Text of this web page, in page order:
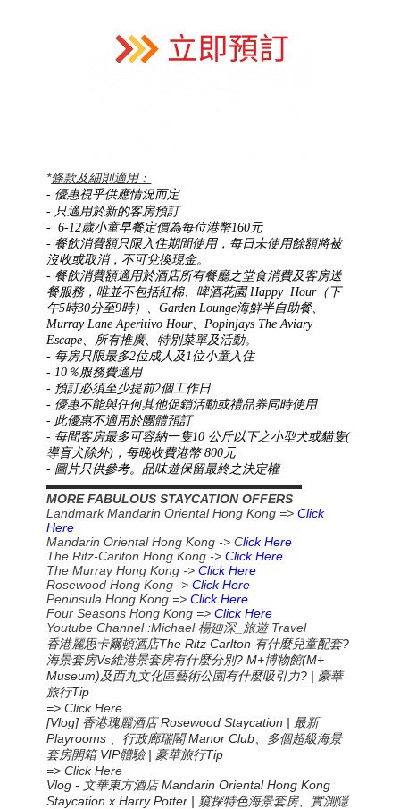
*條款及細則適用︰
- 優惠視乎供應情況而定
- 只適用於新的客房預訂
- 6-12歲小童早餐定價為每位港幣160元
- 餐飲消費額只限入住期間使用，每日未使用餘額將被
沒收或取消，不可兌換現金。
- 餐飲消費額適用於酒店所有餐廳之堂食消費及客房送
餐服務，唯並不包括紅棉、啤酒花園 Happy Hour（下
午5時30分至9時）、Garden Lounge海鮮半自助餐、
Murray Lane Aperitivo Hour、Popinjays The Aviary
Escape、所有推廣、特別菜單及活動。
- 每房只限最多2位成人及1位小童入住
- 10％服務費適用
- 預訂必須至少提前2個工作日
- 優惠不能與任何其他促銷活動或禮品券同時使用
- 此優惠不適用於團體預訂
- 每間客房最多可容納一隻10 公斤以下之小型犬或貓隻(
導盲犬除外)，每晚收費港幣 800元
- 圖片只供參考。品味遊保留最終之決定權
▬▬▬▬▬▬▬▬▬▬▬▬▬▬▬▬▬▬▬▬▬▬
MORE FABULOUS STAYCATION OFFERS
Landmark Mandarin Oriental Hong Kong =>Click
Here
Mandarin Oriental Hong Kong -> Click Here
The Ritz-Carlton Hong Kong ->Click Here
The Murray Hong Kong ->Click Here
Rosewood Hong Kong ->Click Here
Peninsula Hong Kong =>Click Here
Four Seasons Hong Kong =>Click Here
Youtube Channel :Michael楊廸深_ 旅遊 Travel
香港麗思卡爾頓酒店The Ritz Carlton 有什麼兒童配套?
海景套房Vs維港景套房有什麼分別? M+博物館(M+
Museum)及西九文化區藝術公園有什麼吸引力? | 豪華
旅行Tip
=> Click Here
[Vlog] 香港瑰麗酒店 Rosewood Staycation | 最新
Playrooms 、行政廊瑞閣 Manor Club、多個超級海景
套房開箱 VIP體驗 | 豪華旅行Tip
=> Click Here
Vlog - 文華東方酒店Mandarin Oriental Hong Kong
Staycation x Harry Potter | 窺探特色海景套房、實測隱